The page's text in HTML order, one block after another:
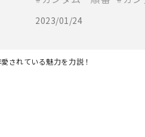
2023/01/24
されている魅力を力説！